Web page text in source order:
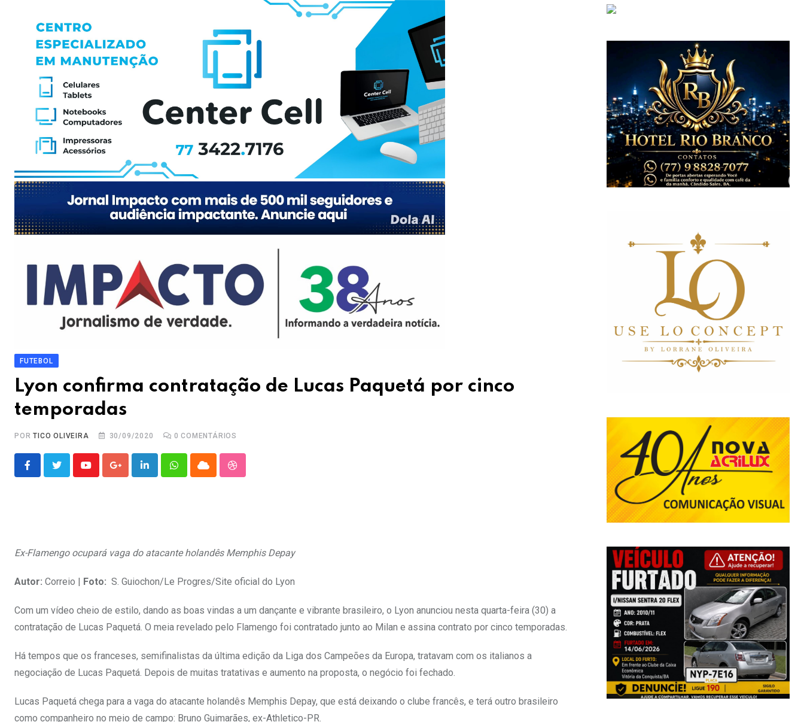
FUTEBOL
Lyon confirma contratação de Lucas Paquetá por cinco
temporadas
PORTICO OLIVEIRA 30/09/2020 0 COMENTÁRIOS
YoutubeGoogle+LinkedInWhatsappCloud StumbleUpon
Ex-Flamengo ocupará vaga do atacante holandês Memphis Depay
Autor: Correio | Foto: S. Guiochon/Le Progres/Site oficial do Lyon
Com um vídeo cheio de estilo, dando as boas vindas a um dançante e vibrante brasileiro, o Lyon anunciou nesta quarta-feira (30) a
contratação de Lucas Paquetá. O meia revelado pelo Flamengo foi contratado junto ao Milan e assina contrato por cinco temporadas.
Há tempos que os franceses, semifinalistas da última edição da Liga dos Campeões da Europa, tratavam com os italianos a
negociação de Lucas Paquetá. Depois de muitas tratativas e aumento na proposta, o negócio foi fechado.
Lucas Paquetá chega para a vaga do atacante holandês Memphis Depay, que está deixando o clube francês, e terá outro brasileiro
como companheiro no meio de campo: Bruno Guimarães, ex-Athletico-PR.